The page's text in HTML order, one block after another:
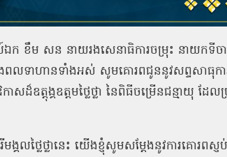
ក ខឹម សន នាយរងសេនាធិការចម្រុះ នាយកទីចា
លទាហានទាំងអស់ សូមគោរពជូននូវសព្ទសាធុកា
ដ៏ឧត្តុង្គឧត្តមថ្លៃថ្លា នៃពិធីចម្រើនជន្មាយុ ដែល
លថ្លៃថ្លានេះ យើងខ្ញុំសូមសម្តែងនូវការគោរព